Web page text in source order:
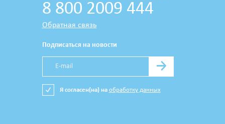
8 800 2009 444
Обратная связь
Подписаться на новости
→
Я согласен(на) на обработку данных